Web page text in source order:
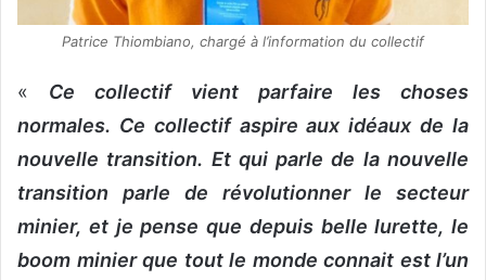
Patrice Thiombiano, chargé à l’information du collectif
« Ce collectif vient parfaire les choses
normales. Ce collectif aspire aux idéaux de la
nouvelle transition. Et qui parle de la nouvelle
transition parle de révolutionner le secteur
minier, et je pense que depuis belle lurette, le
boom minier que tout le monde connait est l’un